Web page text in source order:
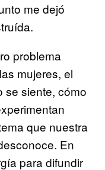
me dejó
problema
mujeres, el
se siente, cómo
que nuestra
En
para difundir